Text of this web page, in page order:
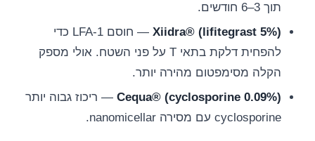
תוך 3–6 חודשים.
Xiidra® (lifitegrast 5%)
— חוסם LFA-1 כדי
להפחית דלקת בתאי T על פני השטח. אולי מספק
הקלה מסימפטום מהירה יותר.
Cequa® (cyclosporine 0.09%) — ריכוז גבוה יותר
cyclosporine עם מסירה nanomicellar.